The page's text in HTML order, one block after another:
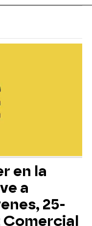
en la
a
25-
Comercial